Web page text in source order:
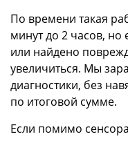
По времени такая
минут до 2 часов, но
или найдено
увеличиться. Мы
диагностики, без
по итоговой сумме.
Если помимо